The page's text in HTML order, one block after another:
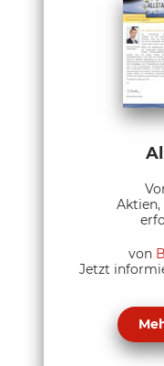
Aktien,
von
Jetzt